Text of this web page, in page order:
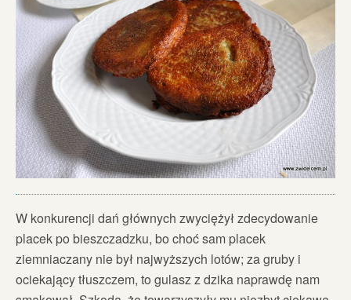
W konkurencji dań głównych zwyciężył zdecydowanie
placek po bieszczadzku, bo choć sam placek
ziemniaczany nie był najwyższych lotów; za gruby i
ociekający tłuszczem, to gulasz z dzika naprawdę nam